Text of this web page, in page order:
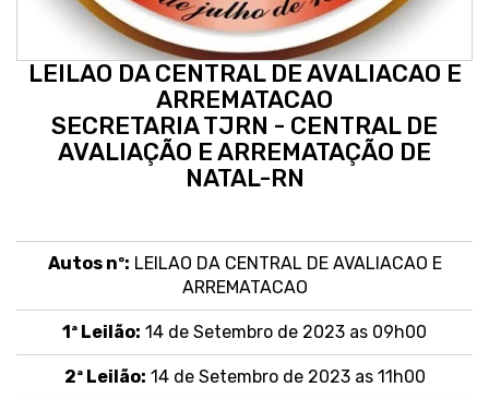
LEILAO DA CENTRAL DE AVALIACAO E
ARREMATACAO
SECRETARIA TJRN - CENTRAL DE
AVALIAÇÃO E ARREMATAÇÃO DE
NATAL-RN
Autos nº: LEILAO DA CENTRAL DE AVALIACAO E
ARREMATACAO
1ª Leilão: 14 de Setembro de 2023 as 09h00
2ª Leilão: 14 de Setembro de 2023 as 11h00